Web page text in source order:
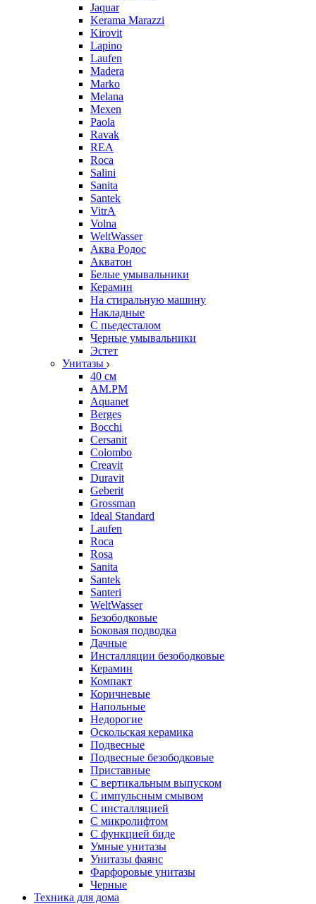
Jaquar
Kerama Marazzi
Kirovit
Lapino
Laufen
Madera
Marko
Melana
Mexen
Paola
Ravak
REA
Roca
Salini
Sanita
Santek
VitrA
Volna
WeltWasser
Аква Родос
Акватон
Белые умывальники
Керамин
На стиральную машину
Накладные
С пьедесталом
Черные умывальники
Эстет
Унитазы
40 см
AM.PM
Aquanet
Berges
Bocchi
Cersanit
Colombo
Creavit
Duravit
Geberit
Grossman
Ideal Standard
Laufen
Roca
Rosa
Sanita
Santek
Santeri
WeltWasser
Безободковые
Боковая подводка
Дачные
Инсталляции безободковые
Керамин
Компакт
Коричневые
Напольные
Недорогие
Оскольская керамика
Подвесные
Подвесные безободковые
Приставные
С вертикальным выпуском
С импульсным смывом
С инсталляцией
С микролифтом
С функцией биде
Умные унитазы
Унитазы фаянс
Фарфоровые унитазы
Черные
Техника для дома